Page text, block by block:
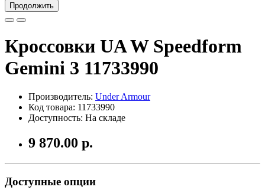
Продолжить
Кроссовки UA W Speedform
Gemini 3 11733990
Производитель: Under Armour
Код товара: 11733990
Доступность: На складе
9 870.00 р.
Доступные опции